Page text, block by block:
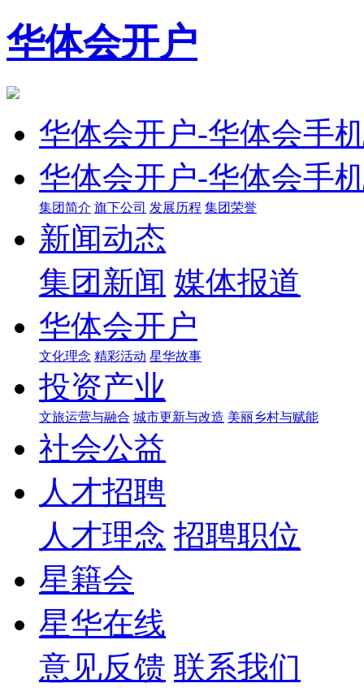
华体会开户
华体会开户-华体会手
华体会开户-华体会手
集团简介 旗下公司 发展历程 集团荣誉
新闻动态
集团新闻 媒体报道
华体会开户
文化理念 精彩活动 星华故事
投资产业
文旅运营与融合 城市更新与改造 美丽乡村与赋能
社会公益
人才招聘
人才理念 招聘职位
星籍会
星华在线
意见反馈 联系我们